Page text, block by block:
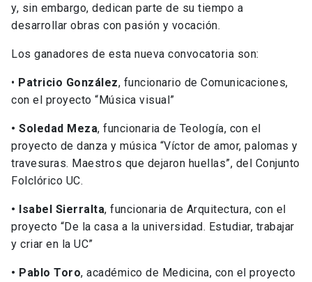
y, sin embargo, dedican parte de su tiempo a
desarrollar obras con pasión y vocación.
Los ganadores de esta nueva convocatoria son:
• Patricio González, funcionario de Comunicaciones,
con el proyecto “Música visual”
• Soledad Meza, funcionaria de Teología, con el
proyecto de danza y música “Víctor de amor, palomas y
travesuras. Maestros que dejaron huellas”, del Conjunto
Folclórico UC.
• Isabel Sierralta, funcionaria de Arquitectura, con el
proyecto “De la casa a la universidad. Estudiar, trabajar
y criar en la UC”
• Pablo Toro, académico de Medicina, con el proyecto